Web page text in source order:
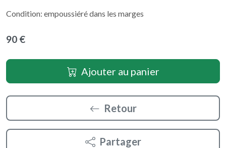
Condition: empoussiéré dans les marges
90 €
Ajouter au panier
Retour
Partager